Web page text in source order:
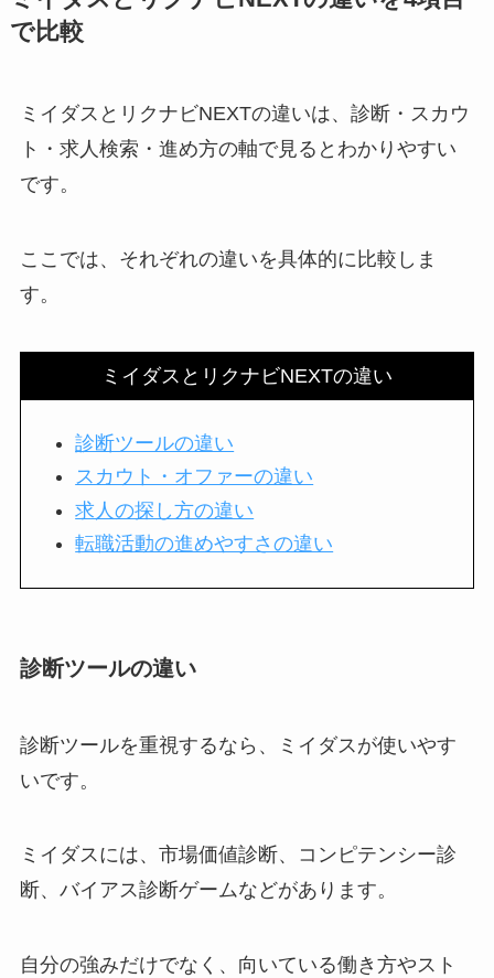
で比較
ミイダスとリクナビNEXTの違いは、診断・スカウ
ト・求人検索・進め方の軸で見るとわかりやすい
です。
ここでは、それぞれの違いを具体的に比較しま
す。
ミイダスとリクナビNEXTの違い
診断ツールの違い
スカウト・オファーの違い
求人の探し方の違い
転職活動の進めやすさの違い
診断ツールの違い
診断ツールを重視するなら、ミイダスが使いやす
いです。
ミイダスには、市場価値診断、コンピテンシー診
断、バイアス診断ゲームなどがあります。
自分の強みだけでなく、向いている働き方やスト